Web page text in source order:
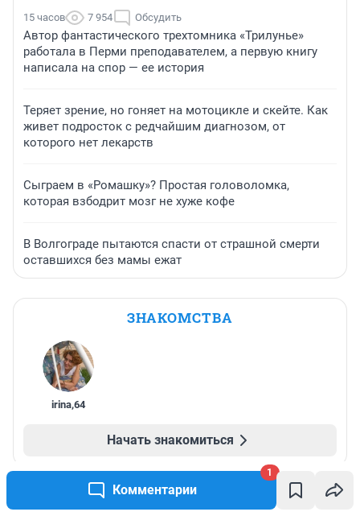
Комментарии
1
15 часов 7 954 Обсудить
Автор фантастического трехтомника «Трилунье»
работала в Перми преподавателем, а первую книгу
написала на спор — ее история
Теряет зрение, но гоняет на мотоцикле и скейте. Как
живет подросток с редчайшим диагнозом, от
которого нет лекарств
Сыграем в «Ромашку»? Простая головоломка,
которая взбодрит мозг не хуже кофе
В Волгограде пытаются спасти от страшной смерти
оставшихся без мамы ежат
ЗНАКОМСТВА
irina,64
Начать знакомиться